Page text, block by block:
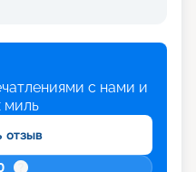
с нами и
миль
отзыв